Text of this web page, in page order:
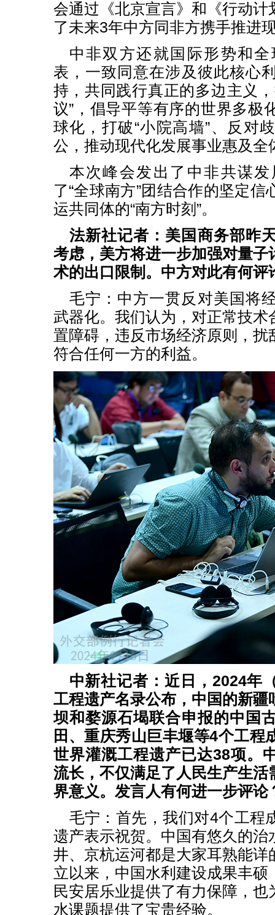
会通过《北京宣言》和《行动计
了未来3年中方同非方携手推进
中非双方还就国际形势和
表，一致同意在涉及彼此核心
持，共同践行真正的多边主义
议”，倡导平等有序的世界多极
球化，打破“小院高墙”、反对
公，推动现代化发展事业惠及全
本次峰会发出了中非共谋
了“全球南方”团结合作的坚定
运共同体的“南方时刻”。
法新社记者：美国商务部昨
考虑，美方将进一步加强对量子
术的出口限制。中方对此有何评
毛宁：中方一贯反对美国将
武器化。我们认为，对正常技术
置障碍，违反市场经济原则，扰
符合任何一方的利益。
中新社记者：近日，2024年
工程遗产名录公布，中国的新疆
坝和婺源石堨联合申报的中国
田、重庆秀山巨丰堰等4个工程
世界灌溉工程遗产已达38项。
流长，不仅满足了人民生产生活
界意义。发言人有何进一步评论
毛宁：首先，我们对4个工程
遗产表示祝贺。中国有悠久的治
井、京杭运河都是大家耳熟能详
立以来，中国水利建设成果丰硕
民安居乐业提供了有力保障，
水课题提供了宝贵经验。